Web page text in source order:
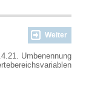
Weiter
Umbenennung